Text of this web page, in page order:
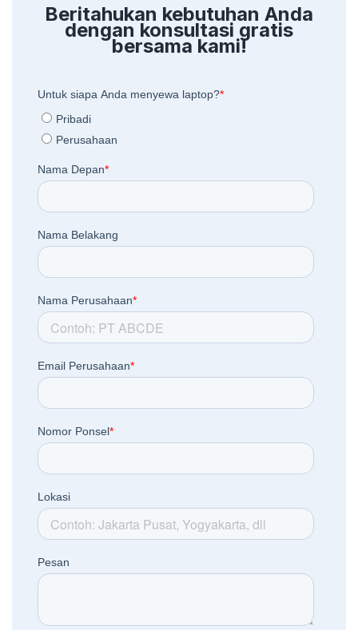
Beritahukan kebutuhan Anda
dengan konsultasi gratis
bersama kami!